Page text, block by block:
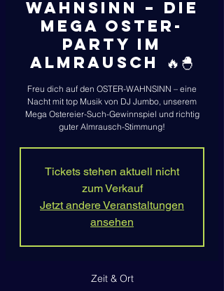
WAHNSINN – Die
MEGA Oster-
Party im
Almrausch 🔥🐣
Freu dich auf den OSTER-WAHNSINN – eine
Nacht mit top Musik von DJ Jumbo, unserem
Mega Ostereier-Such-Gewinnspiel und richtig
guter Almrausch-Stimmung!
Tickets stehen aktuell nicht
zum Verkauf
Jetzt andere Veranstaltungen
ansehen
Zeit & Ort